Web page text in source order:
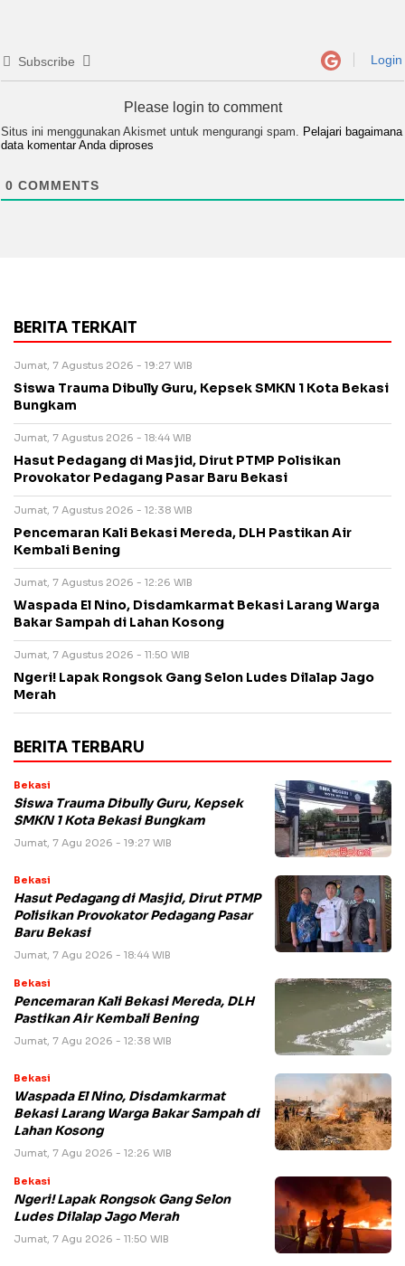
Subscribe Login
Please login to comment
Situs ini menggunakan Akismet untuk mengurangi spam. Pelajari bagaimana
data komentar Anda diproses
0 COMMENTS
BERITA TERKAIT
Jumat, 7 Agustus 2026 - 19:27 WIB
Siswa Trauma Dibully Guru, Kepsek SMKN 1 Kota Bekasi
Bungkam
Jumat, 7 Agustus 2026 - 18:44 WIB
Hasut Pedagang di Masjid, Dirut PTMP Polisikan
Provokator Pedagang Pasar Baru Bekasi
Jumat, 7 Agustus 2026 - 12:38 WIB
Pencemaran Kali Bekasi Mereda, DLH Pastikan Air
Kembali Bening
Jumat, 7 Agustus 2026 - 12:26 WIB
Waspada El Nino, Disdamkarmat Bekasi Larang Warga
Bakar Sampah di Lahan Kosong
Jumat, 7 Agustus 2026 - 11:50 WIB
Ngeri! Lapak Rongsok Gang Selon Ludes Dilalap Jago
Merah
BERITA TERBARU
Bekasi
Siswa Trauma Dibully Guru, Kepsek
SMKN 1 Kota Bekasi Bungkam
Jumat, 7 Agu 2026 - 19:27 WIB
Bekasi
Hasut Pedagang di Masjid, Dirut PTMP
Polisikan Provokator Pedagang Pasar
Baru Bekasi
Jumat, 7 Agu 2026 - 18:44 WIB
Bekasi
Pencemaran Kali Bekasi Mereda, DLH
Pastikan Air Kembali Bening
Jumat, 7 Agu 2026 - 12:38 WIB
Bekasi
Waspada El Nino, Disdamkarmat
Bekasi Larang Warga Bakar Sampah di
Lahan Kosong
Jumat, 7 Agu 2026 - 12:26 WIB
Bekasi
Ngeri! Lapak Rongsok Gang Selon
Ludes Dilalap Jago Merah
Jumat, 7 Agu 2026 - 11:50 WIB